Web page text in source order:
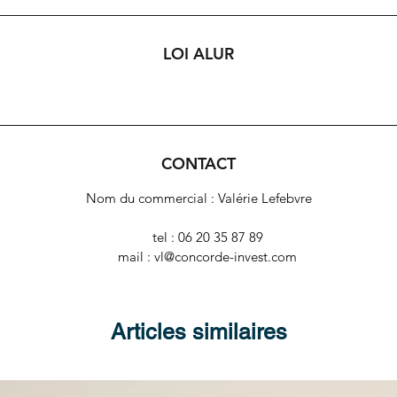
LOI ALUR
CONTACT
Nom du commercial : Valérie Lefebvre
tel : 06 20 35 87 89
mail : vl@concorde-invest.com
Articles similaires